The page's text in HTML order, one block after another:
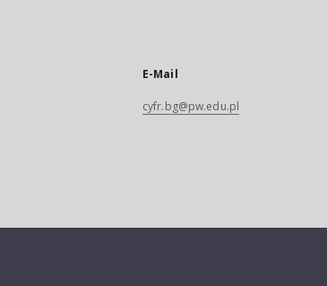
E-Mail
cyfr.bg@pw.edu.pl